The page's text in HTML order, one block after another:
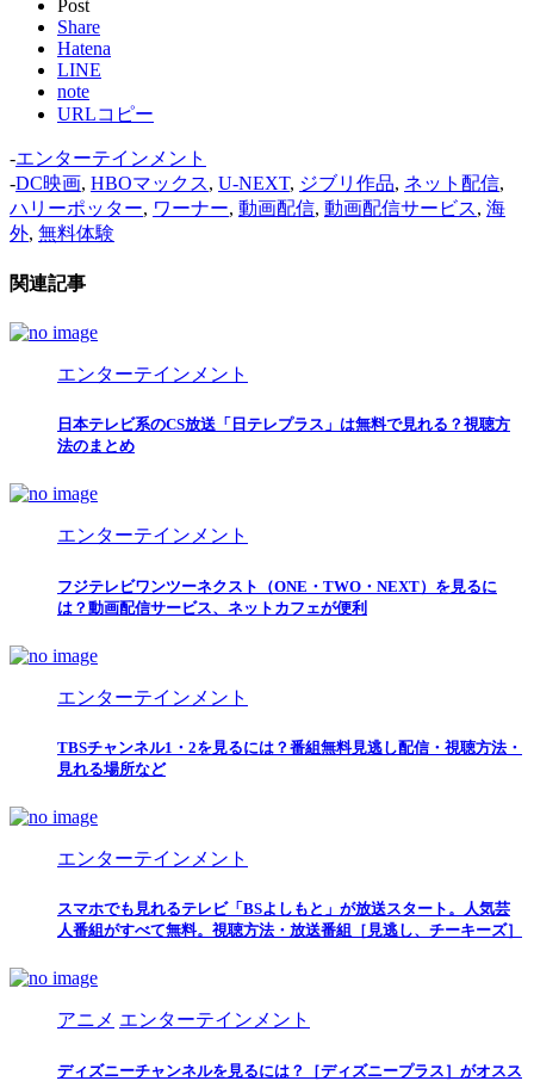
Post
Share
Hatena
LINE
note
URLコピー
-エンターテインメント
-DC映画, HBOマックス, U-NEXT, ジブリ作品, ネット配信,
ハリーポッター, ワーナー, 動画配信, 動画配信サービス, 海
外, 無料体験
関連記事
エンターテインメント
日本テレビ系のCS放送「日テレプラス」は無料で見れる？視聴方
法のまとめ
エンターテインメント
フジテレビワンツーネクスト（ONE・TWO・NEXT）を見るに
は？動画配信サービス、ネットカフェが便利
エンターテインメント
TBSチャンネル1・2を見るには？番組無料見逃し配信・視聴方法・
見れる場所など
エンターテインメント
スマホでも見れるテレビ「BSよしもと」が放送スタート。人気芸
人番組がすべて無料。視聴方法・放送番組［見逃し、チーキーズ］
アニメ エンターテインメント
ディズニーチャンネルを見るには？［ディズニープラス］がオスス